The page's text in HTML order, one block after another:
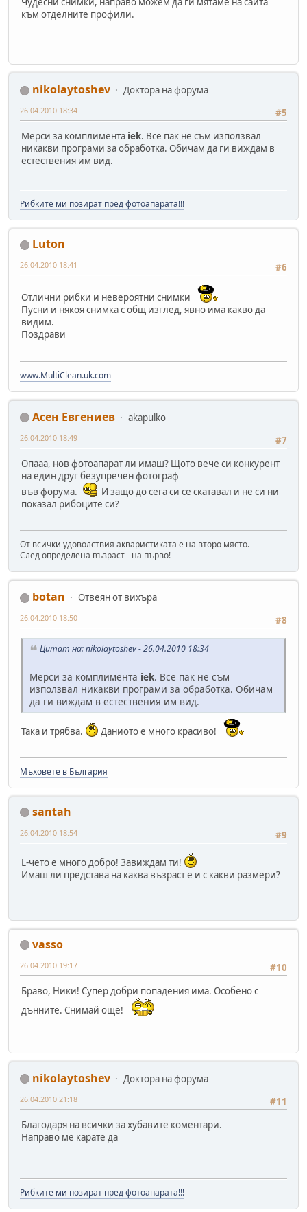
към отделните профили.
nikolaytoshev
Доктора на форума
#5
26.04.2010 18:34
Мерси за комплимента iek. Все пак не съм използвал
никакви програми за обработка. Обичам да ги виждам в
естествения им вид.
Рибките ми позират пред фотоапарата!!!
Luton
#6
26.04.2010 18:41
Отлични рибки и невероятни снимки
Пусни и някоя снимка с общ изглед, явно има какво да
видим.
Поздрави
www.MultiClean.uk.com
Асен Евгениев
akapulko
#7
26.04.2010 18:49
Опааа, нов фотоапарат ли имаш? Щото вече си конкурент
на един друг безупречен фотограф
във форума.
И защо до сега си се скатавал и не си ни
показал рибоците си?
От всички удоволствия акваристиката е на второ място.
След определена възраст - на първо!
botan
Отвеян от вихъра
#8
26.04.2010 18:50
Цитат на: nikolaytoshev - 26.04.2010 18:34
Мерси за комплимента iek. Все пак не съм
използвал никакви програми за обработка. Обичам
да ги виждам в естествения им вид.
Така и трябва. Даниото е много красиво!
Мъховете в България
santah
#9
26.04.2010 18:54
L-чето е много добро! Завиждам ти!
Имаш ли представа на каква възраст е и с какви размери?
vasso
#10
26.04.2010 19:17
Браво, Ники! Супер добри попадения има. Особено с
дънните. Снимай още!
nikolaytoshev
Доктора на форума
#11
26.04.2010 21:18
Благодаря на всички за хубавите коментари.
Направо ме карате да
Рибките ми позират пред фотоапарата!!!